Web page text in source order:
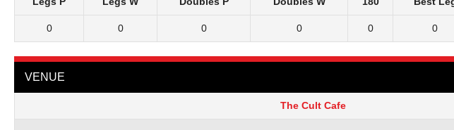
0 0 0 0 0 0
VENUE
The Cult Cafe